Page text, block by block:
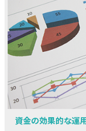
資金の効果的な運